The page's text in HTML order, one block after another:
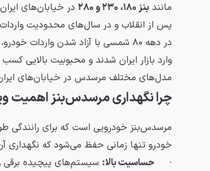
مانندبنز ۱۸۰، ۲۳۰ و ۲۸۰
در خیابان‌های
پس از انقلاب و در سال‌های محدودیت
در دهه ۸۰ شمسی با آزاد شدن واردات خودرو، نسل‌های جدید
وارد بازار ایران شدند و محبوبیت بالایی
مدل‌های مختلف مرسدس در خیابان‌های
چرا نگهداری مرسدس‌بنز اهمیت
مرسدس‌بنز خودرویی است که برای رانندگی
خودرو تنها زمانی حفظ می‌شود که نگهداری
·حساسیت بالا: سیستم‌های پیچیده برقی